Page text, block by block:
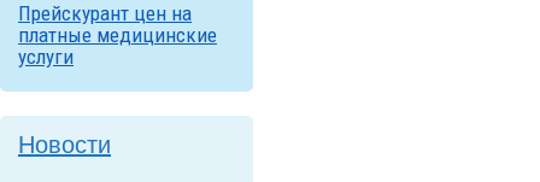
Прейскурант цен на
платные медицинские
услуги
Новости